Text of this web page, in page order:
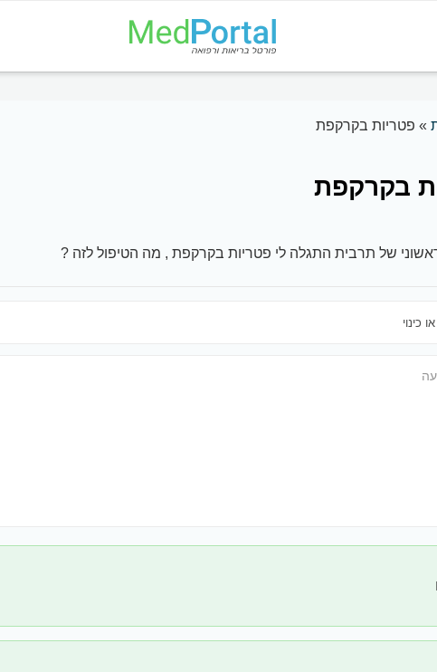
» פטריות בקרקפת
בקרקפת
של תרבית התגלה לי פטריות בקרקפת , מה הטיפול לזה ?